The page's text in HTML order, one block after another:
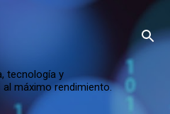
tecnología y
máximo rendimiento.